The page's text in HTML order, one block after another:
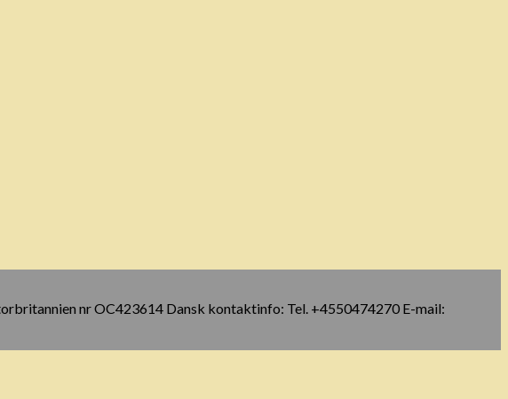
nr OC423614 Dansk kontaktinfo: Tel. +4550474270 E-mail: